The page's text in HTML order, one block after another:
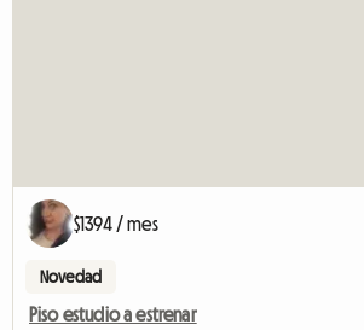
$1394 / mes
Novedad
Piso estudio a estrenar